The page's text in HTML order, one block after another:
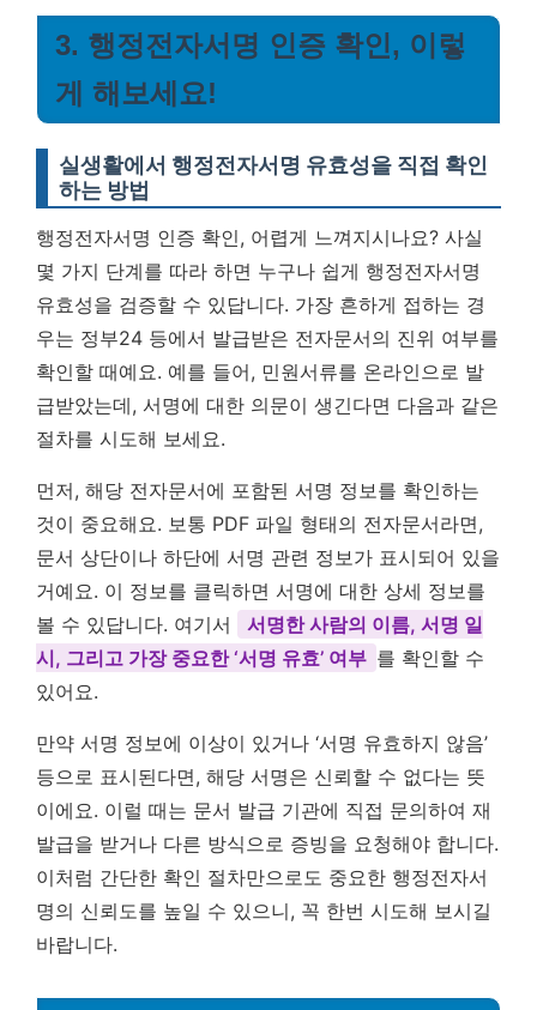
3. 행정전자서명 인증 확인, 이렇
게 해보세요!
실생활에서 행정전자서명 유효성을 직접 확인
하는 방법
행정전자서명 인증 확인, 어렵게 느껴지시나요? 사실
몇 가지 단계를 따라 하면 누구나 쉽게 행정전자서명
유효성을 검증할 수 있답니다. 가장 흔하게 접하는 경
우는 정부24 등에서 발급받은 전자문서의 진위 여부를
확인할 때예요. 예를 들어, 민원서류를 온라인으로 발
급받았는데, 서명에 대한 의문이 생긴다면 다음과 같은
절차를 시도해 보세요.
먼저, 해당 전자문서에 포함된 서명 정보를 확인하는
것이 중요해요. 보통 PDF 파일 형태의 전자문서라면,
문서 상단이나 하단에 서명 관련 정보가 표시되어 있을
거예요. 이 정보를 클릭하면 서명에 대한 상세 정보를
볼 수 있답니다. 여기서
서명한 사람의 이름, 서명 일
시, 그리고 가장 중요한 ‘서명 유효’ 여부 를 확인할 수
있어요.
만약 서명 정보에 이상이 있거나 ‘서명 유효하지 않음’
등으로 표시된다면, 해당 서명은 신뢰할 수 없다는 뜻
이에요. 이럴 때는 문서 발급 기관에 직접 문의하여 재
발급을 받거나 다른 방식으로 증빙을 요청해야 합니다.
이처럼 간단한 확인 절차만으로도 중요한 행정전자서
명의 신뢰도를 높일 수 있으니, 꼭 한번 시도해 보시길
바랍니다.